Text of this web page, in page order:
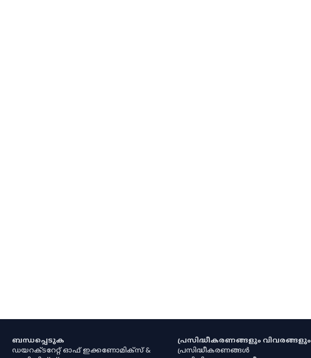
ബന്ധപ്പെടുക
ഡയറക്ടറേറ്റ് ഓഫ് ഇക്കണോമിക്സ് &
പ്രസിദ്ധീകരണങ്ങളും വിവരങ്ങളും
പ്രസിദ്ധീകരണങ്ങൾ